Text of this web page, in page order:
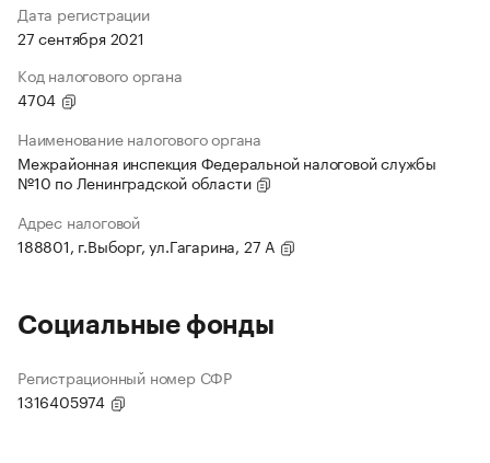
Дата регистрации
27 сентября 2021
Код налогового органа
4704
Наименование налогового органа
Межрайонная инспекция Федеральной налоговой службы
№10 по Ленинградской области
Адрес налоговой
188801, г.Выборг, ул.Гагарина, 27 А
Социальные фонды
Регистрационный номер СФР
1316405974